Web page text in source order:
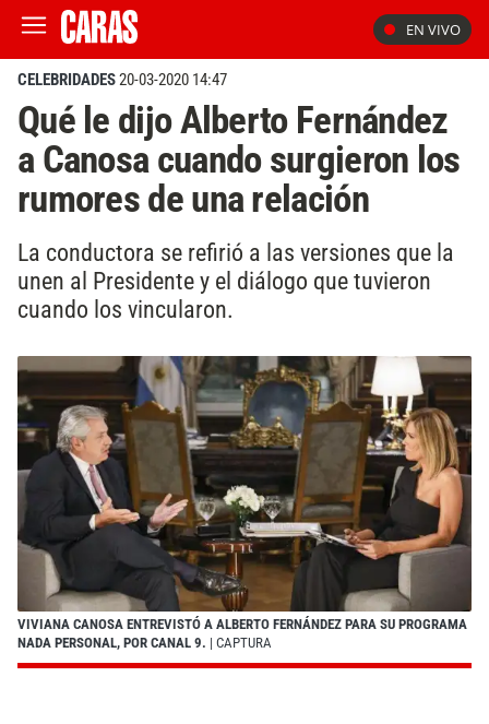
EN VIVO
CELEBRIDADES20-03-2020 14:47
Qué le dijo Alberto Fernández
a Canosa cuando surgieron los
rumores de una relación
La conductora se refirió a las versiones que la
unen al Presidente y el diálogo que tuvieron
cuando los vincularon.
VIVIANA CANOSA ENTREVISTÓ A ALBERTO FERNÁNDEZ PARA SU PROGRAMA
NADA PERSONAL, POR CANAL 9. | CAPTURA